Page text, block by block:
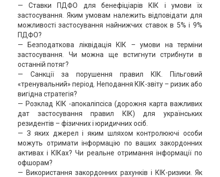
— Ставки ПДФО для бенефіціарів КІК і умови їх
застосування. Яким умовам належить відповідати для
можливості застосування найнижчих ставок в 5% і 9%
ПДФО?
— Безподаткова ліквідація КІК – умови на терміни
застосування. Чи можна ще встигнути стрибнути в
останній потяг?
— Санкції за порушення правил КІК. Пільговий
«тренувальний» період. Неподання КІК-звіту – ризик або
вигідна стратегія?
— Розклад КІК -апокаліпсіса (дорожня карта важливих
дат застосування правил КІК) для українських
резидентів – фізичних і юридичних осіб.
— З яких джерел і яким шляхом контролюючі особи
можуть отримати інформацію по ваших закордонних
активах і КІКах? Чи реальне отримання інформації по
офшорам?
— Використання закордонних рахунків і КІК-ризики. Як